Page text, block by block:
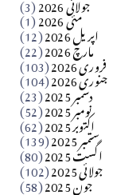
مئی 2026 (1) اپریل 2026 (12) مارچ 2026 (22) فروری 2026 (103) جنوری 2026 (104) دسمبر 2025 (23) نومبر 2025 (52) اکتوبر 2025 (62) ستمبر 2025 (139) اگست 2025 (80) جولائی 2025 (102) جون 2025 (58)